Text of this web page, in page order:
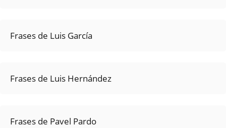
Frases de Luis García
Frases de Luis Hernández
Frases de Pavel Pardo